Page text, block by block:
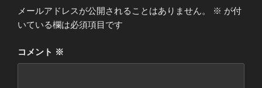
メールアドレスが公開されることはありません。 ※ が付
いている欄は必須項目です
コメント ※